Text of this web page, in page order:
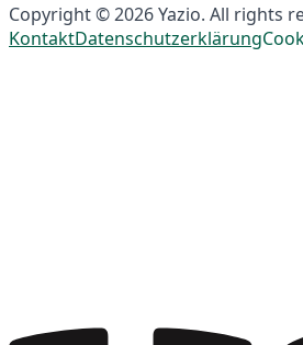
Copyright © 2026 Yazio. All rights
KontaktDatenschutzerklärung